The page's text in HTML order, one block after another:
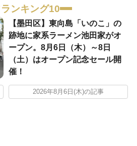
ランキング10
【墨田区】東向島「いのこ」の
跡地に家系ラーメン池田家がオ
ープン。8月6日（木）～8日
（土）はオープン記念セール開
催！
2026年8月6日(木)の記事